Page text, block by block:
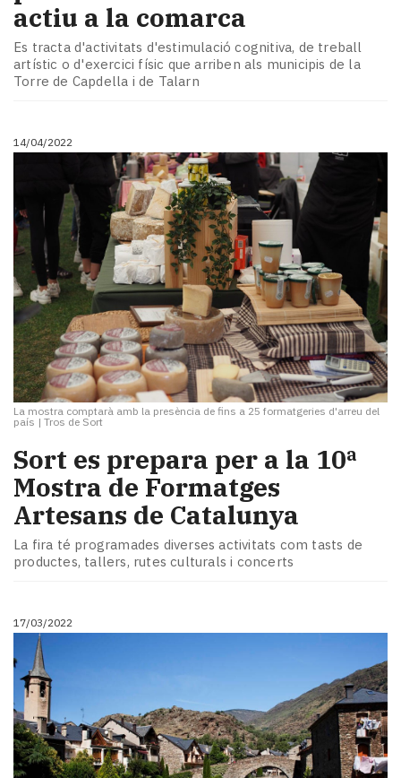
actiu a la comarca
Es tracta d'activitats d'estimulació cognitiva, de treball
artístic o d'exercici físic que arriben als municipis de la
Torre de Capdella i de Talarn
14/04/2022
La mostra comptarà amb la presència de fins a 25 formatgeries d'arreu del
país | Tros de Sort
Sort es prepara per a la 10ª
Mostra de Formatges
Artesans de Catalunya
La fira té programades diverses activitats com tasts de
productes, tallers, rutes culturals i concerts
17/03/2022